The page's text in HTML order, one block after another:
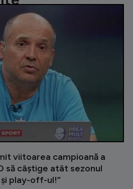
viitoarea campioană a
să câștige atât sezonul
play-off-ul!”